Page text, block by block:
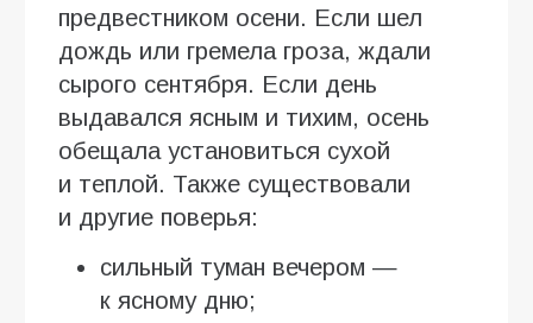
предвестником осени. Если шел
дождь или гремела гроза, ждали
сырого сентября. Если день
выдавался ясным и тихим, осень
обещала установиться сухой
и теплой. Также существовали
и другие поверья:
сильный туман вечером —
к ясному дню;